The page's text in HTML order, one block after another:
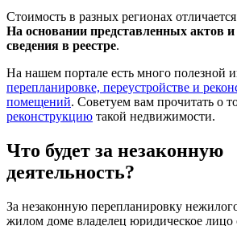
Стоимость в разных регионах
На основании представленных актов
сведения в реестре.
На нашем портале есть много полезной
перепланировке, переустройстве и
помещений. Советуем вам прочитать о
реконструкцию такой недвижимости.
Что будет за незаконную
деятельность?
За незаконную перепланировку
жилом доме владелец юридическое лицо